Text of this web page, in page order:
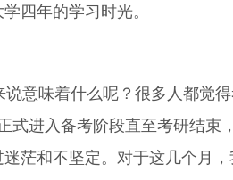
四年的学习时光。
意味着什么呢？很多人都觉
式进入备考阶段直至考研结
迷茫和不坚定。对于这几个月